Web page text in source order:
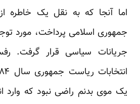
اما آنجا که به نقل یک خاطره
جمهوری اسلامی پرداخت، مورد
جریانات سیاسی قرار گرفت.
یک موی بدنم راضی نبود که وارد